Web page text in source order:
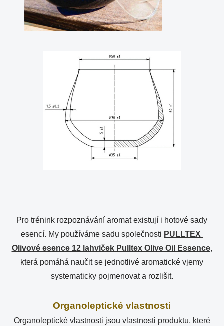
Pro trénink rozpoznávání aromat existují i hotové sady
esencí. My používáme sadu společnosti PULLTEX
Olivové esence 12 lahviček Pulltex Olive Oil Essence,
která pomáhá naučit se jednotlivé aromatické vjemy
systematicky pojmenovat a rozlišit.
Organoleptické vlastnosti
Organoleptické vlastnosti jsou vlastnosti produktu, které